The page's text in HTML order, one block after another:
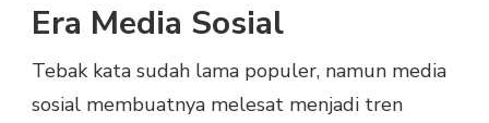
Era Media Sosial
Tebak kata sudah lama populer, namun media
sosial membuatnya melesat menjadi tren